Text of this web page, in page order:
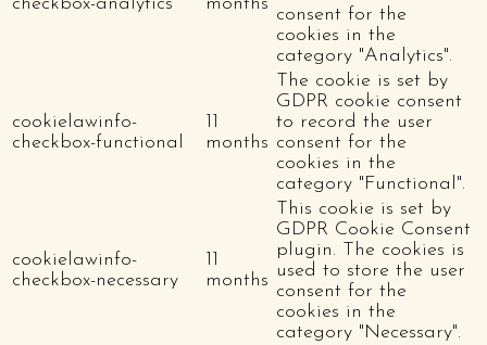
consent for the
cookies in the
category "Analytics".
cookielawinfo-
checkbox-functional
11
months
The cookie is set by
GDPR cookie consent
to record the user
consent for the
cookies in the
category "Functional".
cookielawinfo-
checkbox-necessary
11
months
This cookie is set by
GDPR Cookie Consent
plugin. The cookies is
used to store the user
consent for the
cookies in the
category "Necessary".